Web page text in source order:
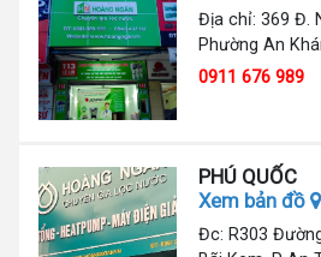
Địa chỉ: 369 Đ.
Phường An
0911 676 989
PHÚ QUỐC
Xem bản đồ
Đc: R303